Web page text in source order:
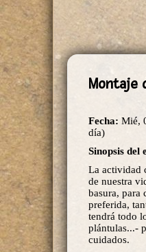
Montaje
Fecha: Mié,
día)
Sinopsis del
La actividad
de nuestra
basura, para
preferida,
tendrá todo
plántulas...-
cuidados.